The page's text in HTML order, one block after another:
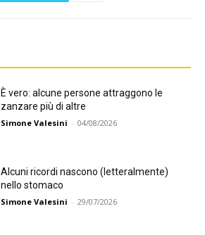
È vero: alcune persone attraggono le
zanzare più di altre
Simone Valesini - 04/08/2026
Alcuni ricordi nascono (letteralmente)
nello stomaco
Simone Valesini - 29/07/2026